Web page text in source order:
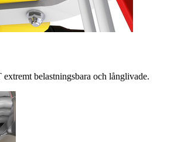
belastningsbara och långlivade.